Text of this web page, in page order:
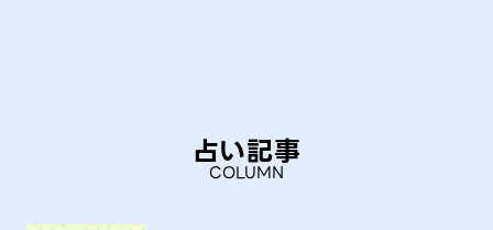
占い記事
COLUMN